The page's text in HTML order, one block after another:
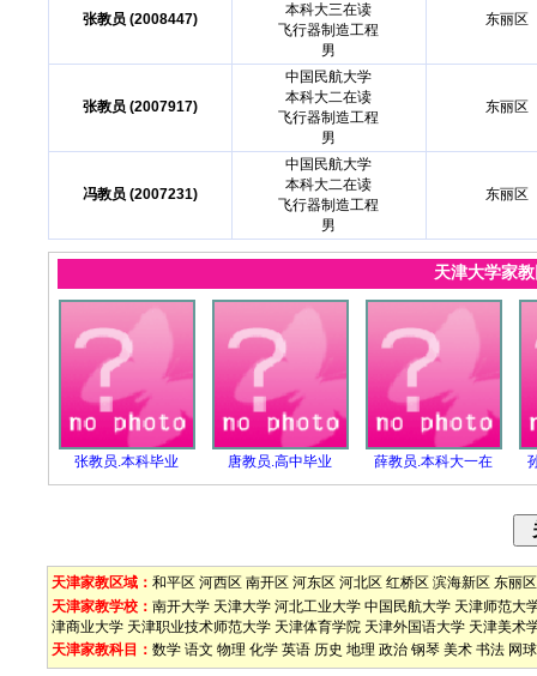
张教员 (2008447)
本科大三在读
飞行器制造工程
男
东丽区
张教员 (2007917)
中国民航大学
本科大二在读
飞行器制造工程
男
东丽区
冯教员 (2007231)
中国民航大学
本科大二在读
飞行器制造工程
男
东丽区
天津大学家
张教员.本科毕业 唐教员.高中毕业 薛教员.本科大一在
天津家教区域： 和平区 河西区 南开区 河东区 河北区 红桥区 滨海新区 东丽区
天津家教学校： 南开大学 天津大学 河北工业大学 中国民航大学 天津师范大
津商业大学 天津职业技术师范大学 天津体育学院 天津外国语大学 天津美术
天津家教科目： 数学 语文 物理 化学 英语 历史 地理 政治 钢琴 美术 书法 网球